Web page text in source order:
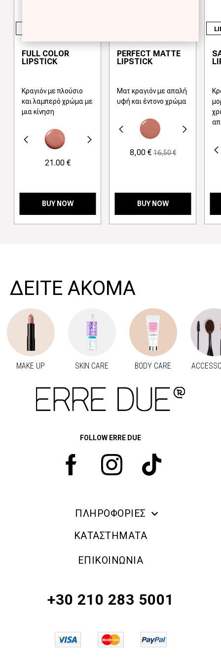
FULL COLOR
LIPSTICK
Κραγιόν με πλούσιο
και λαμπερό χρώμα με
μια κίνηση
Next
21.00 €
BUY NOW
PERFECT MATTE
LIPSTICK
Mατ κραγιόν με απαλή
υφή και έντονο χρώμα
Προηγούμενο Next
8,00 €16,50 €
BUY NOW
Προηγούμενο
ΔΕΙΤΕ ΑΚΟΜΑ
MAKE UP SKIN CARE BODY CARE
FOLLOW ERRE DUE
ΠΛΗΡΟΦΟΡΙΕΣ
ERRE DUE MAKE UP
ΠΟΛΙΤΙΚΗ ΕΠΙΣΤΡΟΦΗΣ ΠΡΟΪΟΝΤΩΝ
ΚΑΤΑΣΤΗΜΑΤΑ
ΕΠΙΚΟΙΝΩΝΙΑ
+30 210 283 5001